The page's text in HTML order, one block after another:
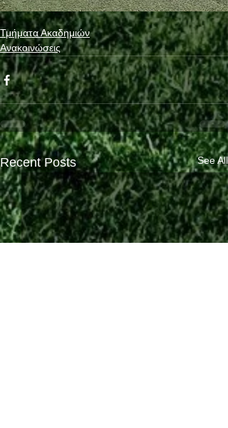
Τμήματα Ακαδημιών
Ανακοινώσεις
Recent Posts See All